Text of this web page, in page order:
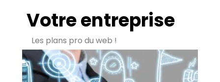
Votre entreprise
Les plans pro du web !